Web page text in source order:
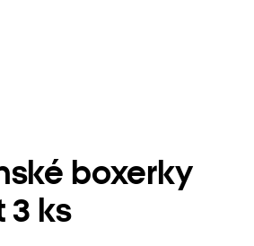
boxerky
ks